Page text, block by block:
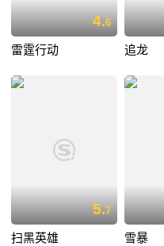
4.6
雷霆行动 追龙
5.7
扫黑英雄 雪暴